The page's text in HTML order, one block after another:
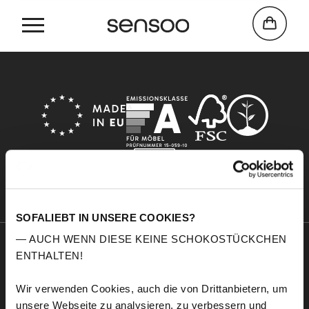
SOFALIEBT IN UNSERE COOKIES?
— AUCH WENN DIESE KEINE SCHOKOSTÜCKCHEN
ENTHALTEN!
Wir verwenden Cookies, auch die von Drittanbietern, um
unsere Webseite zu analysieren, zu verbessern und
Home
Sensoo
A propos de nous
Service
Échantillons de tissus